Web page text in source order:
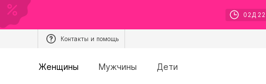
02 Д 22
Контакты и помощь
Женщины Мужчины Дети